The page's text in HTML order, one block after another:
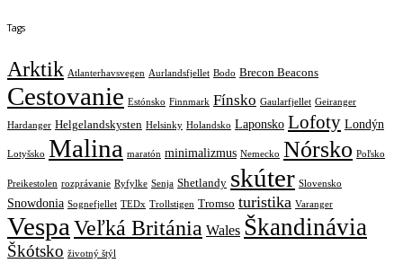
Tags
Arktik Atlanterhavsvegen Aurlandsfjellet Bodo Brecon Beacons
Cestovanie Estónsko Finnmark Fínsko Gaularfjellet Geiranger
Hardanger Helgelandskysten Helsinky Holandsko Laponsko Lofoty Londýn
Lotyšsko Malina maratón minimalizmus Nemecko Nórsko Poľsko
Preikestolen rozprávanie Ryfylke Senja Shetlandy skúter Slovensko
Snowdonia Sognefjellet TEDx Trollstigen Tromso turistika Varanger
Vespa Veľká Británia Wales Škandinávia
Škótsko životný štýl